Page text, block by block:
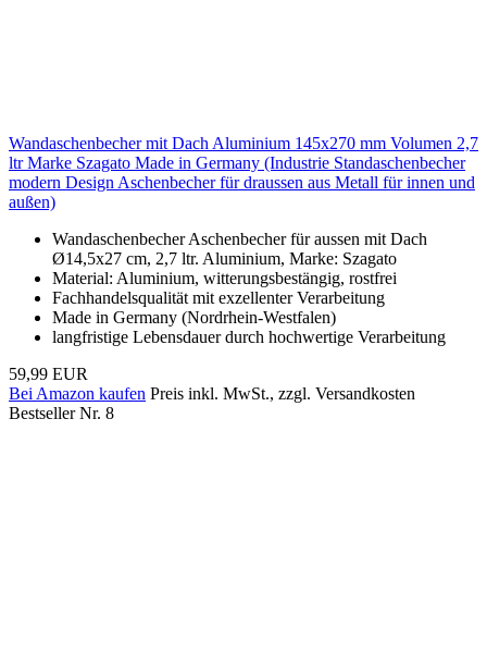
Wandaschenbecher mit Dach Aluminium 145x270 mm Volumen 2,7
ltr Marke Szagato Made in Germany (Industrie Standaschenbecher
modern Design Aschenbecher für draussen aus Metall für innen und
außen)
Wandaschenbecher Aschenbecher für aussen mit Dach
Ø14,5x27 cm, 2,7 ltr. Aluminium, Marke: Szagato
Material: Aluminium, witterungsbestängig, rostfrei
Fachhandelsqualität mit exzellenter Verarbeitung
Made in Germany (Nordrhein-Westfalen)
langfristige Lebensdauer durch hochwertige Verarbeitung
59,99 EUR
Bei Amazon kaufen Preis inkl. MwSt., zzgl. Versandkosten
Bestseller Nr. 8